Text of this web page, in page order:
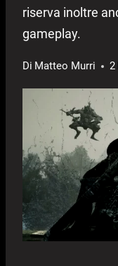
riserva inoltre
gameplay.
Di Matteo Murri 2